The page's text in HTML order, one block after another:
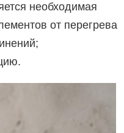
необходимая
от перегрева